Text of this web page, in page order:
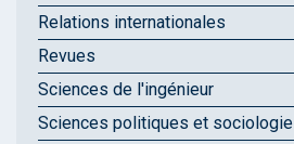
Relations internationales
Revues
Sciences de l'ingénieur
Sciences politiques et sociologie